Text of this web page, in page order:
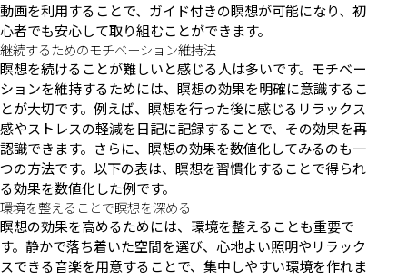
動画を利用することで、ガイド付きの瞑想が可能になり、初
心者でも安心して取り組むことができます。
継続するためのモチベーション維持法
瞑想を続けることが難しいと感じる人は多いです。モチベー
ションを維持するためには、瞑想の効果を明確に意識するこ
とが大切です。例えば、瞑想を行った後に感じるリラックス
感やストレスの軽減を日記に記録することで、その効果を再
認識できます。さらに、瞑想の効果を数値化してみるのも一
つの方法です。以下の表は、瞑想を習慣化することで得られ
る効果を数値化した例です。
環境を整えることで瞑想を深める
瞑想の効果を高めるためには、環境を整えることも重要で
す。静かで落ち着いた空間を選び、心地よい照明やリラック
スできる音楽を用意することで、集中しやすい環境を作れま